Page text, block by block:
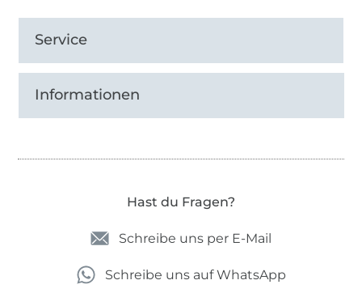
Service
Informationen
Hast du Fragen?
Schreibe uns per E-Mail
Schreibe uns auf WhatsApp